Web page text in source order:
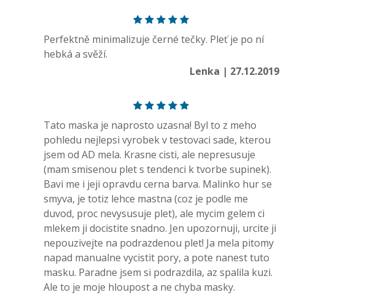
Perfektně minimalizuje černé tečky. Pleť je po ní
hebká a svěží.
Lenka | 27.12.2019
Tato maska je naprosto uzasna! Byl to z meho
pohledu nejlepsi vyrobek v testovaci sade, kterou
jsem od AD mela. Krasne cisti, ale nepresusuje
(mam smisenou plet s tendenci k tvorbe supinek).
Bavi me i jeji opravdu cerna barva. Malinko hur se
smyva, je totiz lehce mastna (coz je podle me
duvod, proc nevysusuje plet), ale mycim gelem ci
mlekem ji docistite snadno. Jen upozornuji, urcite ji
nepouzivejte na podrazdenou plet! Ja mela pitomy
napad manualne vycistit pory, a pote nanest tuto
masku. Paradne jsem si podrazdila, az spalila kuzi.
Ale to je moje hloupost a ne chyba masky.